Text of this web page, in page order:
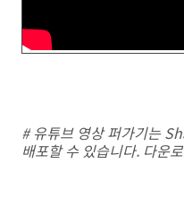
# 유튜브 영상 퍼가기는
배포할 수 있습니다. 다운